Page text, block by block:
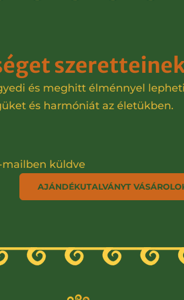
és meghitt élménnyel
és harmóniát az életükben.
küldve
AJÁNDÉKUTALVÁNYT